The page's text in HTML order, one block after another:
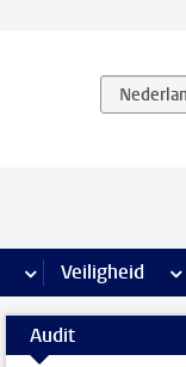
meerVeiligheid
Audit